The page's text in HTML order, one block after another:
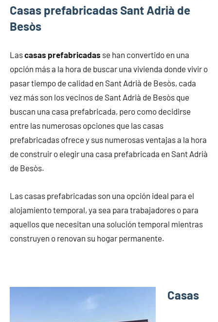
Casas prefabricadas Sant Adrià de
Besòs
Lascasas prefabricadas se han convertido en una
opción más a la hora de buscar una vivienda donde vivir o
pasar tiempo de calidad en Sant Adrià de Besòs, cada
vez más son los vecinos de Sant Adrià de Besòs que
buscan una casa prefabricada, pero como decidirse
entre las numerosas opciones que las casas
prefabricadas ofrece y sus numerosas ventajas a la hora
de construir o elegir una casa prefabricada en Sant Adrià
de Besòs.
Las casas prefabricadas son una opción ideal para el
alojamiento temporal, ya sea para trabajadores o para
aquellos que necesitan una solución temporal mientras
construyen o renovan su hogar permanente.
Casas